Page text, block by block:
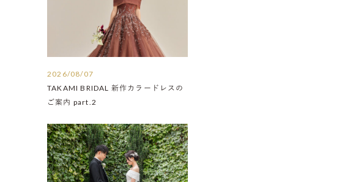
2026/08/07
TAKAMI BRIDAL 新作カラードレスの
ご案内 part.2